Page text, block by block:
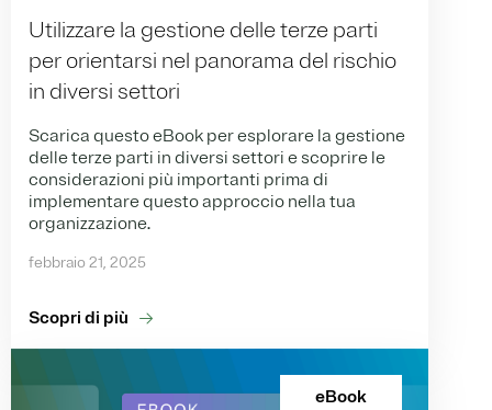
Utilizzare la gestione delle terze parti
per orientarsi nel panorama del rischio
in diversi settori
Scarica questo eBook per esplorare la gestione
delle terze parti in diversi settori e scoprire le
considerazioni più importanti prima di
implementare questo approccio nella tua
organizzazione.
febbraio 21, 2025
Scopri di più
eBook